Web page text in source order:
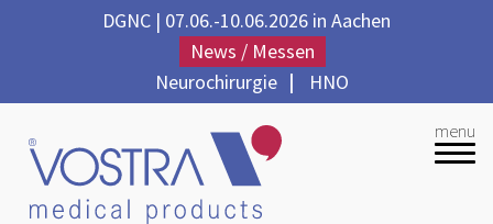
DGNC | 07.06.-10.06.2026 in Aachen
News / Messen
Neurochirurgie | HNO
menu
Unternehmen
Produkte